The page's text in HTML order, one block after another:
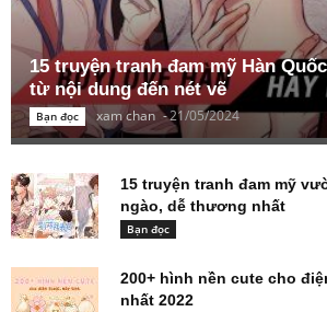
15 truyện tranh đam mỹ Hàn
từ nội dung đến nét vẽ
Bạn đọc xam chan -21/05/2024
15 truyện tranh đam mỹ
ngào, dễ thương nhất
Bạn đọc
200+ hình nền cute cho
nhất 2022